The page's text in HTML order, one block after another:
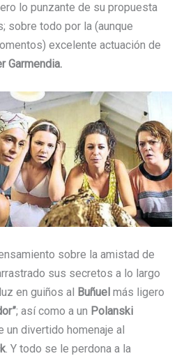
lo punzante de su propuesta
sobre todo por la (aunque
excelente actuación de
Garmendia.
sobre la amistad de
sus secretos a lo largo
en guiños al Buñuel más ligero
; así como a un Polanski
un divertido homenaje al
. Y todo se le perdona a la